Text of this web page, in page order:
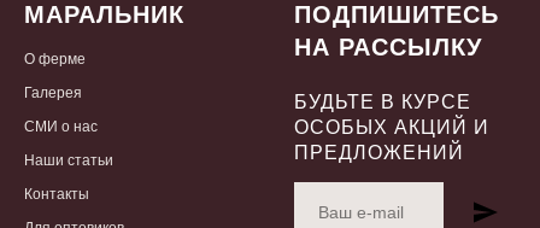
МАРАЛЬНИК
О ферме
Галерея
СМИ о нас
Наши статьи
Контакты
ПОДПИШИТЕСЬ
НА РАССЫЛКУ
БУДЬТЕ В КУРСЕ
ОСОБЫХ АКЦИЙ И
ПРЕДЛОЖЕНИЙ